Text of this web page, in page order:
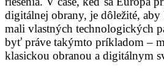
digitálnej obrany, je dôležité,
mali vlastných technologických
byť práve takýmto príkladom –
klasickou obranou a digitálnym